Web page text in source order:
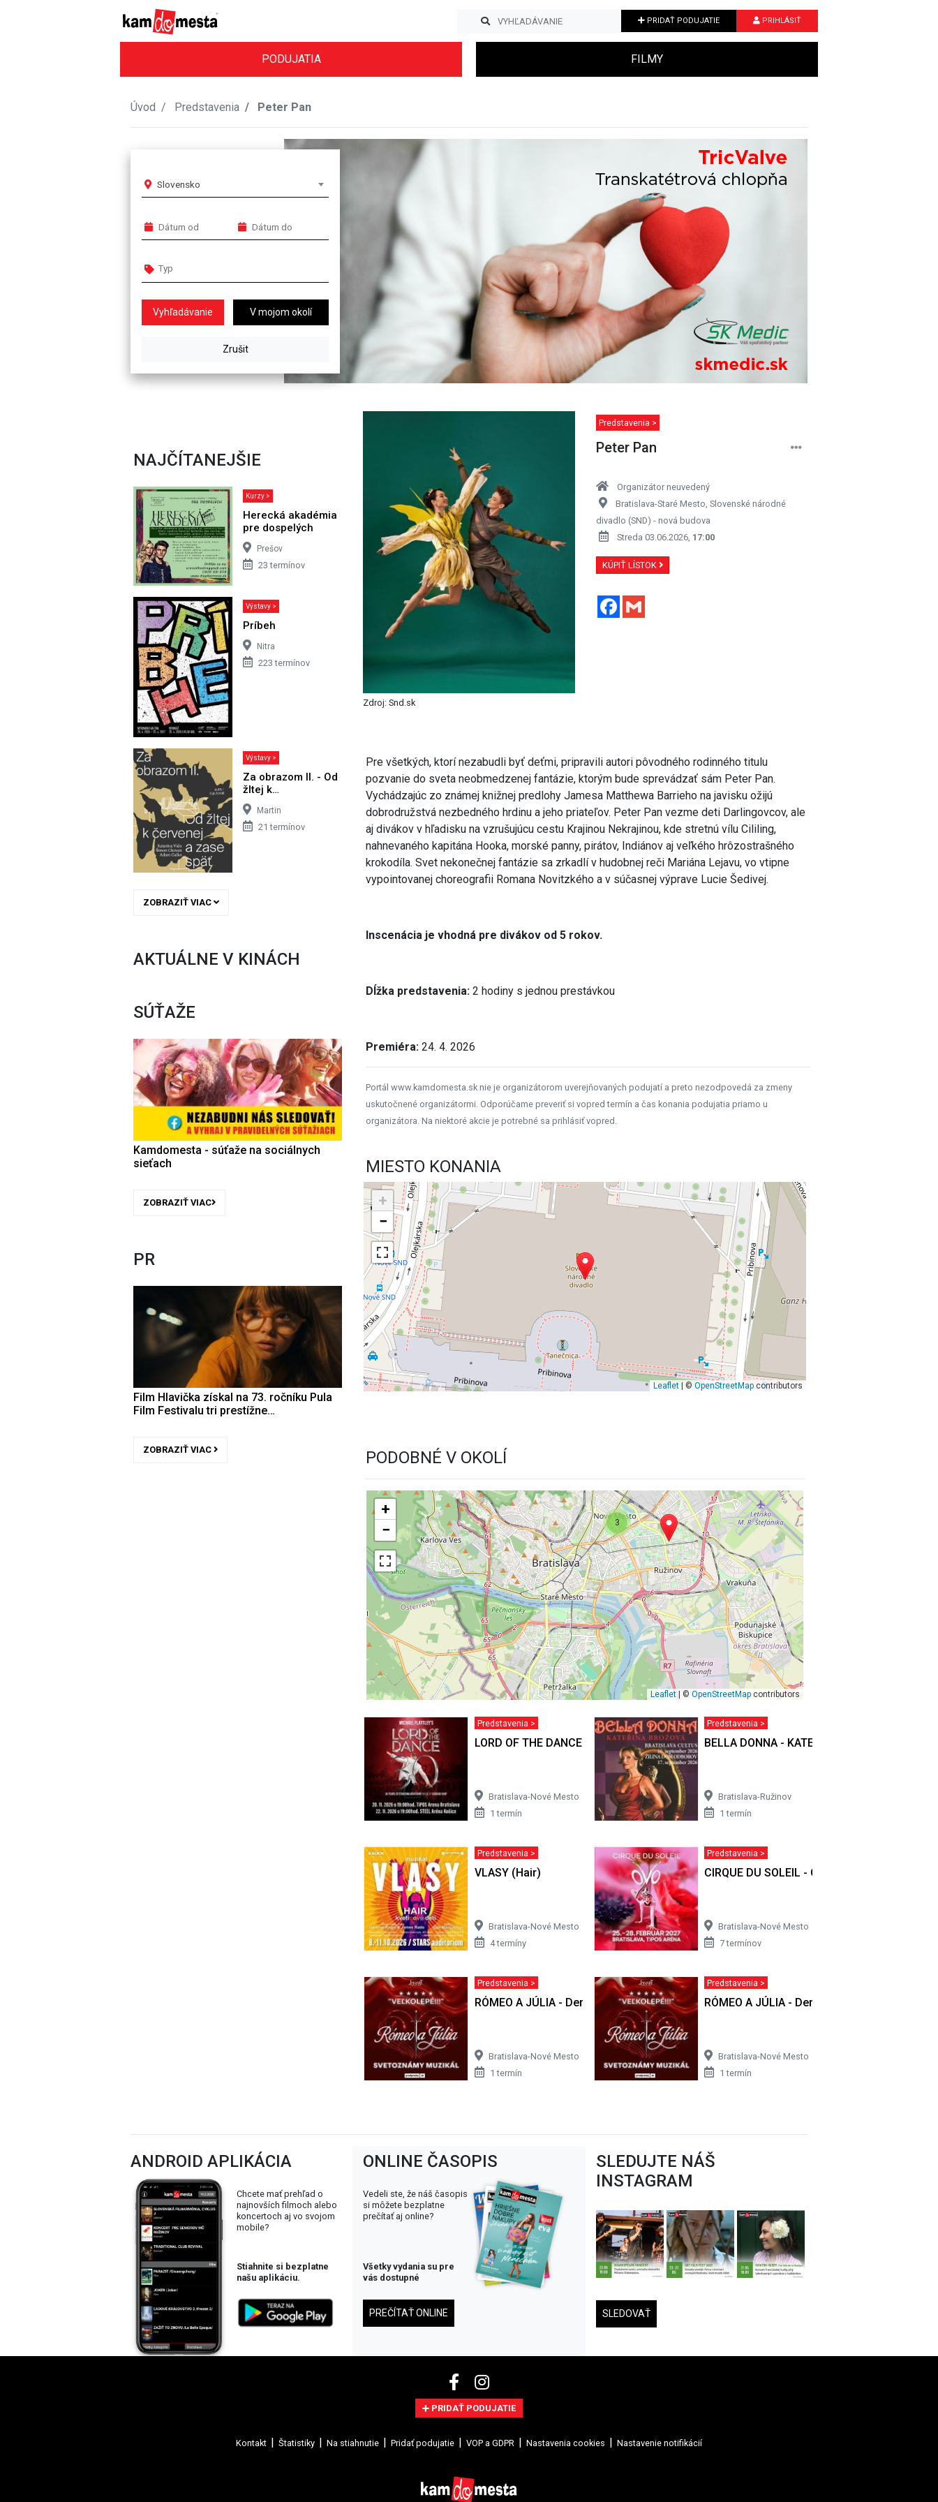
PRIDAŤ PODUJATIE PRIHLÁSIŤ
PODUJATIA FILMY
Úvod Predstavenia Peter Pan
Slovensko
V mojom okolí
NAJČÍTANEJŠIE
Kurzy >
Herecká akadémia
pre dospelých
Prešov
23 termínov
Výstavy >
Príbeh
Nitra
223 termínov
Výstavy >
Za obrazom II. - Od
žltej k…
Martin
21 termínov
ZOBRAZIŤ VIAC
AKTUÁLNE V KINÁCH
SÚŤAŽE
Kamdomesta - súťaže na sociálnych
sieťach
ZOBRAZIŤ VIAC
PR
Film Hlavička získal na 73. ročníku Pula
Film Festivalu tri prestížne…
ZOBRAZIŤ VIAC
Zdroj: Snd.sk
Predstavenia >
Peter Pan
Organizátor neuvedený
Bratislava-Staré Mesto, Slovenské národné
divadlo (SND) - nová budova
Streda 03.06.2026, 17:00
KÚPIŤ LÍSTOK
Facebook
Pre všetkých, ktorí nezabudli byť deťmi, pripravili autori pôvodného rodinného titulu
pozvanie do sveta neobmedzenej fantázie, ktorým bude sprevádzať sám Peter Pan.
Vychádzajúc zo známej knižnej predlohy Jamesa Matthewa Barrieho na javisku ožijú
dobrodružstvá nezbedného hrdinu a jeho priateľov. Peter Pan vezme deti Darlingovcov, ale
aj divákov v hľadisku na vzrušujúcu cestu Krajinou Nekrajinou, kde stretnú vílu Cililing,
nahnevaného kapitána Hooka, morské panny, pirátov, Indiánov aj veľkého hrôzostrašného
krokodíla. Svet nekonečnej fantázie sa zrkadlí v hudobnej reči Mariána Lejavu, vo vtipne
vypointovanej choreografii Romana Novitzkého a v súčasnej výprave Lucie Šedivej.
Inscenácia je vhodná pre divákov od 5 rokov.
Dĺžka predstavenia:2 hodiny s jednou prestávkou
Premiéra: 24. 4. 2026
Portál www.kamdomesta.sk nie je organizátorom uverejňovaných podujatí a preto nezodpovedá za zmeny
uskutočnené organizátormi. Odporúčame preveriť si vopred termín a čas konania podujatia priamo u
organizátora. Na niektoré akcie je potrebné sa prihlásiť vopred.
MIESTO KONANIA
+
−
Leaflet| © OpenStreetMapcontributors
PODOBNÉ V OKOLÍ
3
+
−
Leaflet | ©OpenStreetMap contributors
Predstavenia >
LORD OF THE DANCE 2026
Bratislava-Nové Mesto
1 termín
Predstavenia >
BELLA DONNA - KATEŘINA BROŽOVÁ
Bratislava-Ružinov
1 termín
Predstavenia >
VLASY (Hair)
Bratislava-Nové Mesto
4 termíny
Predstavenia >
CIRQUE DU SOLEIL - OVO
Bratislava-Nové Mesto
7 termínov
Predstavenia >
RÓMEO A JÚLIA - Derniérový set
Bratislava-Nové Mesto
1 termín
Predstavenia >
RÓMEO A JÚLIA - Derniérový set
Bratislava-Nové Mesto
1 termín
ANDROID APLIKÁCIA
Chcete mať prehľad o
najnovších filmoch alebo
koncertoch aj vo svojom
mobile?
Stiahnite si bezplatne
našu aplikáciu.
ONLINE ČASOPIS
Vedeli ste, že náš časopis
si môžete bezplatne
prečítať aj online?
Všetky vydania su pre
vás dostupné
PREČÍTAŤ ONLINE
SLEDUJTE NÁŠ
INSTAGRAM
SLEDOVAŤ
PRIDAŤ PODUJATIE
Kontakt Štatistiky Na stiahnutie Pridať podujatie VOP a GDPR Nastavenia cookies Nastavenie notifikácií